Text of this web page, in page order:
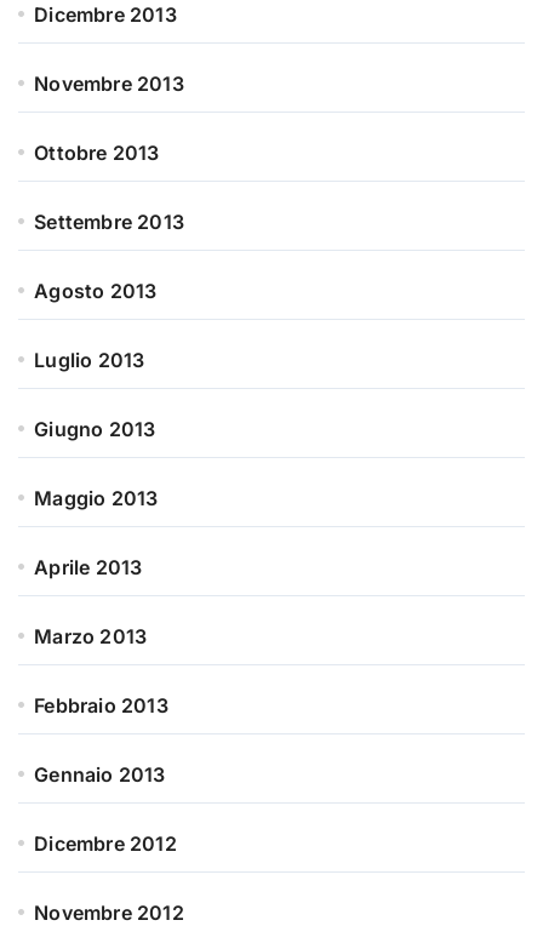
Dicembre 2013
Novembre 2013
Ottobre 2013
Settembre 2013
Agosto 2013
Luglio 2013
Giugno 2013
Maggio 2013
Aprile 2013
Marzo 2013
Febbraio 2013
Gennaio 2013
Dicembre 2012
Novembre 2012